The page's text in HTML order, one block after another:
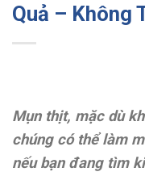
Quả – Không
Mụn thịt, mặc dù
chúng có thể làm
nếu bạn đang tìm